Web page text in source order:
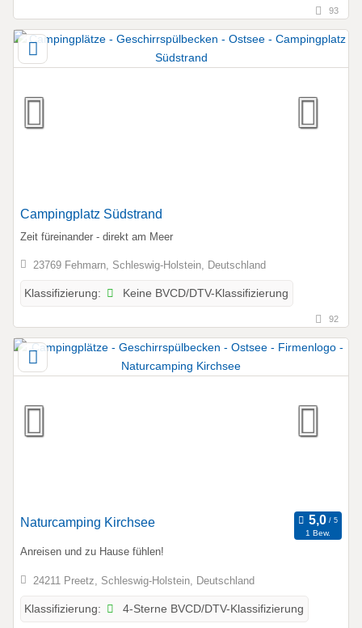
93
Campingplatz Südstrand
Zeit füreinander - direkt am Meer
23769 Fehmarn, Schleswig-Holstein, Deutschland
Klassifizierung: Keine BVCD/DTV-Klassifizierung
92
Naturcamping Kirchsee
1 Bew.
Anreisen und zu Hause fühlen!
24211 Preetz, Schleswig-Holstein, Deutschland
Klassifizierung: 4-Sterne BVCD/DTV-Klassifizierung